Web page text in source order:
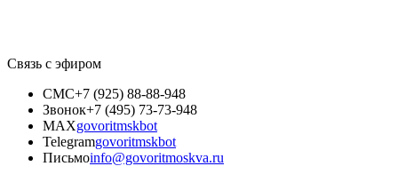
Связь с эфиром
СМС+7 (925) 88-88-948
Звонок+7 (495) 73-73-948
MAXgovoritmskbot
Telegramgovoritmskbot
Письмоinfo@govoritmoskva.ru